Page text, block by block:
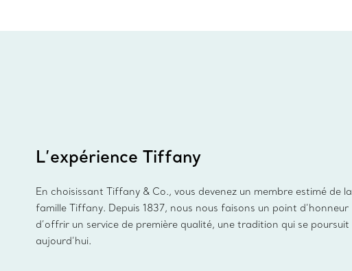
L’expérience Tiffany
En choisissant Tiffany & Co., vous devenez un membre estimé de la
famille Tiffany. Depuis 1837, nous nous faisons un point d’honneur
d’offrir un service de première qualité, une tradition qui se poursuit
aujourd’hui.